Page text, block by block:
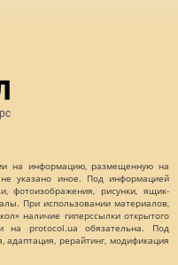
на информацию, размещенную на
указано иное. Под информацией
фотоизображения, рисунки, ящик-
При использовании материалов,
наличие гиперссылки открытого
на protocol.ua обязательна. Под
адаптация, рерайтинг, модификация